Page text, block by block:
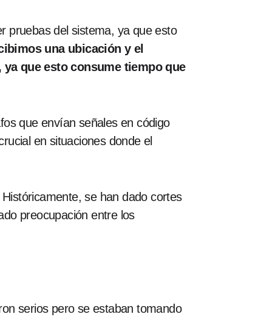
pruebas del sistema, ya que esto
una ubicación y el
que esto consume tiempo que
que envían señales en código
en situaciones donde el
se han dado cortes
preocupación entre los
serios pero se estaban tomando